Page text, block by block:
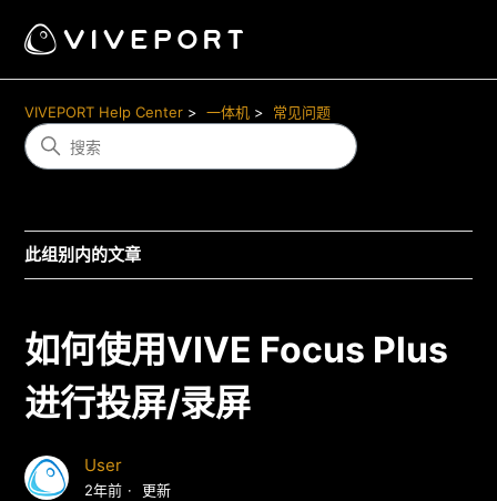
VIVEPORT Help Center 一体机 常见问题
此组别内的文章
如何使用VIVE Focus Plus
进行投屏/录屏
User
2年前 更新